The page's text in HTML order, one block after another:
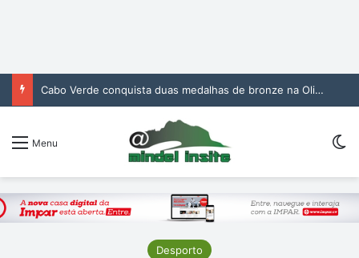
Cabo Verde conquista duas medalhas de bronze na Olimpíada Internacional de Inteligência Artificial
Menu
Desporto